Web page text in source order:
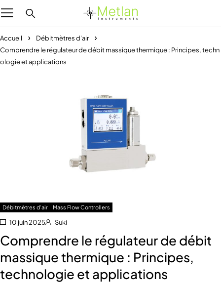
Accueil
Débitmètres d'air
Comprendre le régulateur de débit massique thermique : Principes, techn
ologie et applications
Débitmètres d'air Mass Flow Controllers
10 juin 2025 Suki
Comprendre le régulateur de débit
massique thermique : Principes,
technologie et applications